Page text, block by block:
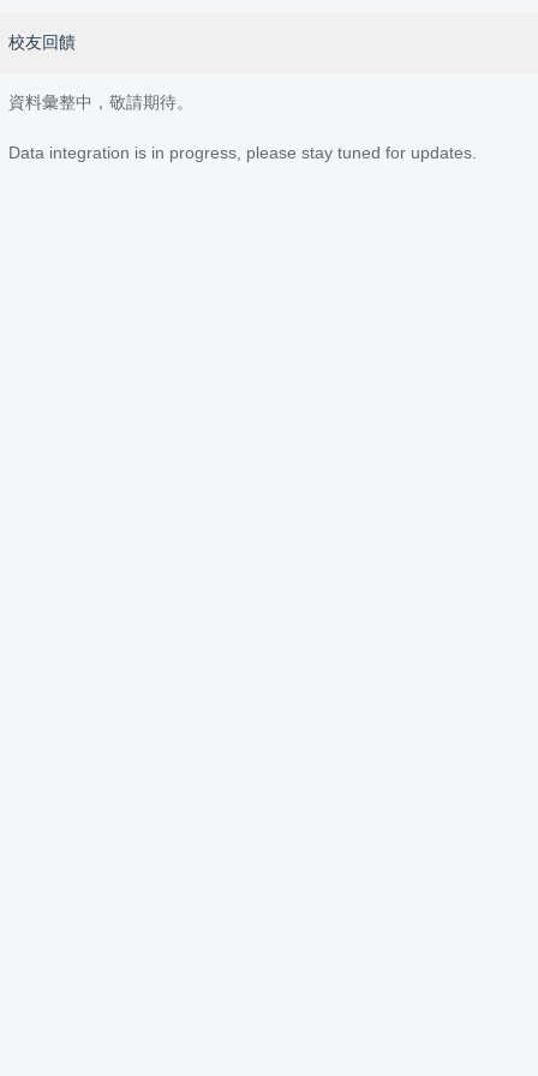
校友回饋
資料彙整中，敬請期待。
Data integration is in progress, please stay tuned for updates.